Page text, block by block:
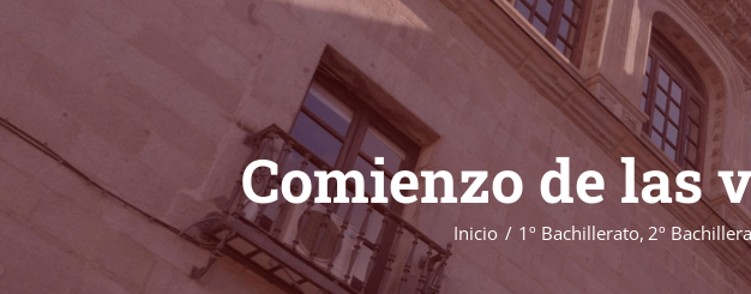
Comienzo de las
Inicio 1º Bachillerato 2º